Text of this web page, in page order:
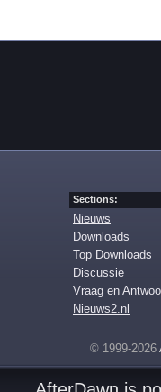
Sections:
Nieuws
Downloads
Top Downloads
Discussie
Vraag en
Nieuws2.nl
© 1999-2026